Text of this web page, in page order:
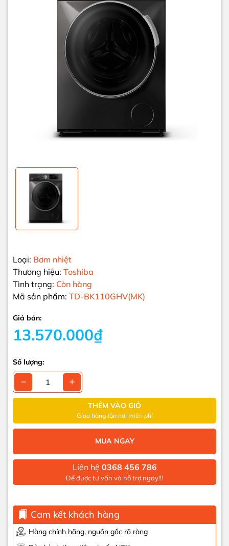
Loại: Bơm nhiệt
Thương hiệu: Toshiba
Tình trạng: Còn hàng
Mã sản phẩm: TD-BK110GHV(MK)
Giá bán:
13.570.000₫
Số lượng:
THÊM VÀO GIỎ
Giao hàng tận nơi miễn phí
MUA NGAY
Liên hệ 0368 456 786
Để được tư vấn và hỗ trợ ngay!!!
Cam kết khách hàng
Hàng chính hãng, nguồn gốc rõ ràng